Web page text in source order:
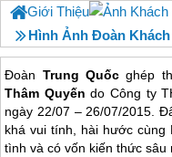
Giới Thiệu
Ảnh
Hình Ảnh Đoàn Khách
Đoàn Trung Quốc ghép
Thâm Quyến do Công ty
ngày 22/07 – 26/07/2015.
khá vui tính, hài hước cùng
tình và có vốn kiến thức sâu